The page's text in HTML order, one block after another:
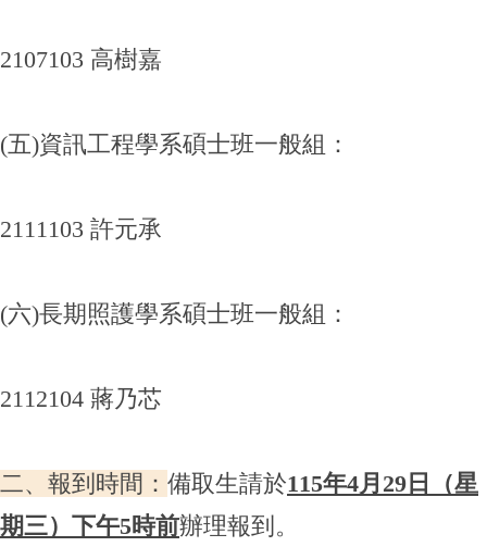
2107103 高樹嘉
(五)資訊工程學系碩士班一般組：
2111103 許元承
(六)長期照護學系碩士班一般組：
2112104 蔣乃芯
二、報到時間： 備取生請於115年4月29日（星
期三）下午5時前辦理報到。